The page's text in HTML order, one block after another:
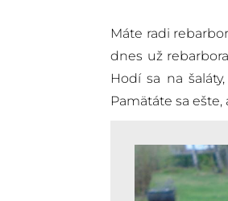
Máte radi
dnes už
Hodí sa na
Pamätáte sa